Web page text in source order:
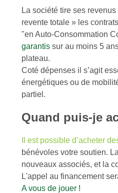
La société tire ses revenus
revente totale » les
"en Auto-Consommation
garantis sur au moins 5
plateau.
Coté dépenses il s’agit
énergétiques ou de
partiel.
Quand puis-je
Il est possible d’acheter
bénévoles votre soutien.
nouveaux associés, et la
L'appel au financement
A vous de jouer !